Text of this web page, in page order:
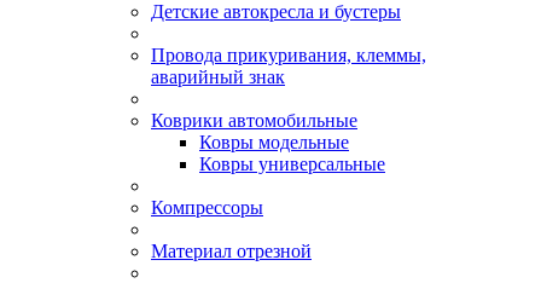
Детские автокресла и бустеры
Провода прикуривания, клеммы,
аварийный знак
Коврики автомобильные
Ковры модельные
Ковры универсальные
Компрессоры
Материал отрезной